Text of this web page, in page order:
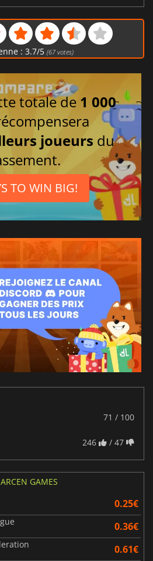
: 3.7/5 (67votes)
totale de 1 000
joueurs du
TO WIN BIG!
71 / 100
246 / 47
GAMES
0.25€
0.36€
0.61€